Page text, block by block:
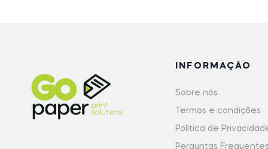
INFORMAÇÃO
Sobre nós
Termos e condições
Política de
Perguntas Frequentes